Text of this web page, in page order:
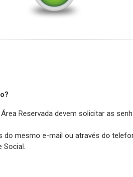
Reservada devem solicitar as
do mesmo e-mail ou através do
Social.